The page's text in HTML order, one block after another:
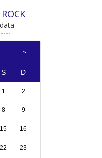
S D
1 2
8 9
15 16
22 23